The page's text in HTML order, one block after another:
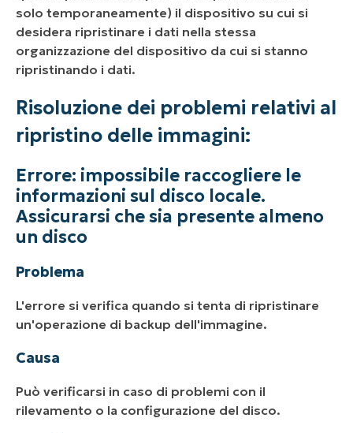
solo temporaneamente) il dispositivo su cui si
desidera ripristinare i dati nella stessa
organizzazione del dispositivo da cui si stanno
ripristinando i dati.
Risoluzione dei problemi relativi al
ripristino delle immagini:
Errore: impossibile raccogliere le
informazioni sul disco locale.
Assicurarsi che sia presente almeno
un disco
Problema
L'errore si verifica quando si tenta di ripristinare
un'operazione di backup dell'immagine.
Causa
Può verificarsi in caso di problemi con il
rilevamento o la configurazione del disco.